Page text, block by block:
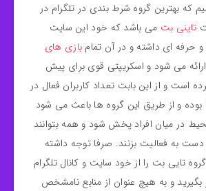
که بهترین گروه شرط بندی در تلگرام در
تاینی بت می باشد که خود این سایت
حرفه ای داشته و در آن تمام بازی های
می شود و اسکریپتی قوی برای پیش
است و از این بابت تعداد کاربران فعال در
بوده و از طریق این گروه ها باعث می شود
در میان افراد پخش شود و همه بتوانند
به فعالیت بزنند. صرفا توجه داشته
تایی بت را از خود سایت و کانال تلگرام
بگیرید و به هیچ عنوان از منابع نامشخص